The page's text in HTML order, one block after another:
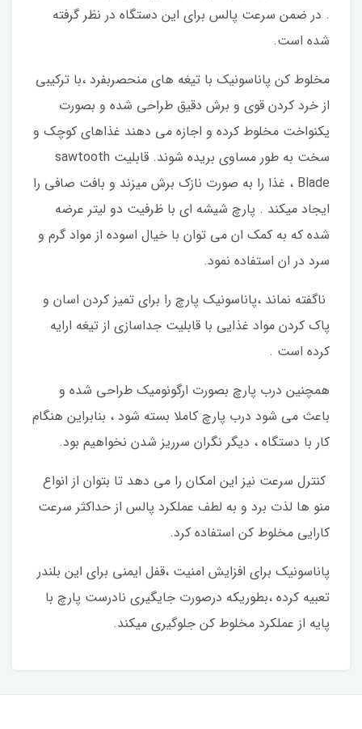
. در ضمن سرعت پالس برای این دستگاه در نظر گرفته
شده است.
مخلوط کن پاناسونیک با تیغه های منحصربفرد ،با ترکیبی
از خرد کردن قوی و برش دقیق طراحی شده و بصورت
یکنواخت مخلوط کرده و اجازه می دهند غذاهای کوچک و
سخت به طور مساوی بریده شوند. قابلیت sawtooth
Blade ، غذا را به صورت نازک برش میزند و بافت صافی را
ایجاد میکند . پارچ شیشه ای با ظرفیت دو لیتر عرضه
شده که به کمک ان می توان با خیال اسوده از مواد گرم و
سرد در ان استفاده نمود.
ناگفته نماند ،پاناسونیک پارچ را برای تمیز کردن اسان و
پاک کردن مواد غذایی با قابلیت جداسازی از تیغه ارایه
کرده است .
همچنین درب پارچ بصورت ارگونومیک طراحی شده و
باعث می شود درب پارچ کاملا بسته شود ، بنابراین هنگام
کار با دستگاه ، دیگر نگران سرریز شدن نخواهیم بود.
کنترل سرعت نیز این امکان را می دهد تا بتوان از انواع
منو ها لذت برد و به لطف عملکرد پالس از حداکثر سرعت
کارایی مخلوط کن استفاده کرد.
پاناسونیک برای افزایش امنیت ،قفل ایمنی برای این بلندر
تعبیه کرده ،بطوریکه درصورت جایگیری نادرست پارچ با
پایه از عملکرد مخلوط کن جلوگیری میکند.